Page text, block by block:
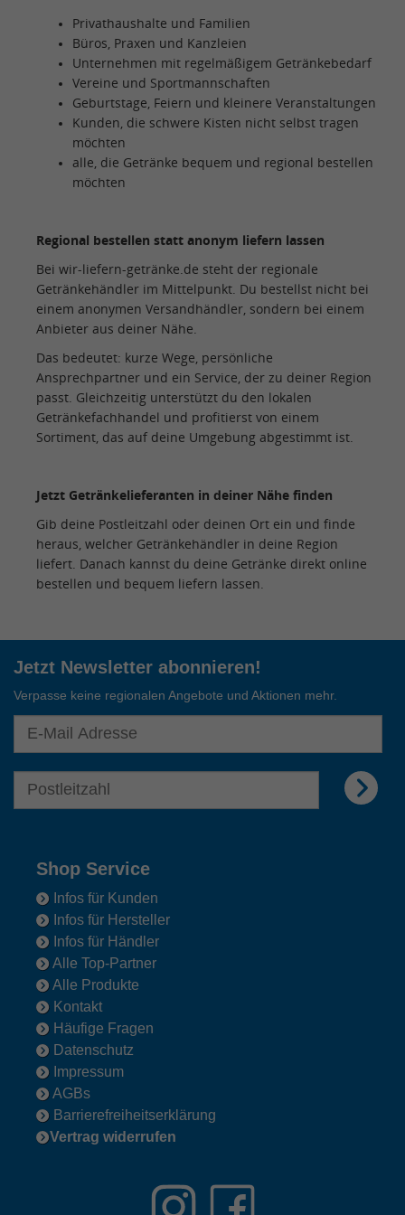
Privathaushalte und Familien
Büros, Praxen und Kanzleien
Unternehmen mit regelmäßigem Getränkebedarf
Vereine und Sportmannschaften
Geburtstage, Feiern und kleinere Veranstaltungen
Kunden, die schwere Kisten nicht selbst tragen
möchten
alle, die Getränke bequem und regional bestellen
möchten
Regional bestellen statt anonym liefern lassen
Bei wir-liefern-getränke.de steht der regionale
Getränkehändler im Mittelpunkt. Du bestellst nicht bei
einem anonymen Versandhändler, sondern bei einem
Anbieter aus deiner Nähe.
Das bedeutet: kurze Wege, persönliche
Ansprechpartner und ein Service, der zu deiner Region
passt. Gleichzeitig unterstützt du den lokalen
Getränkefachhandel und profitierst von einem
Sortiment, das auf deine Umgebung abgestimmt ist.
Jetzt Getränkelieferanten in deiner Nähe finden
Gib deine Postleitzahl oder deinen Ort ein und finde
heraus, welcher Getränkehändler in deine Region
liefert. Danach kannst du deine Getränke direkt online
bestellen und bequem liefern lassen.
Jetzt Newsletter abonnieren!
Verpasse keine regionalen Angebote und Aktionen mehr.
Shop Service
Infos für Kunden
Infos für Hersteller
Infos für Händler
Alle Top-Partner
Alle Produkte
Kontakt
Häufige Fragen
Datenschutz
Impressum
AGBs
Barrierefreiheitserklärung
Vertrag widerrufen